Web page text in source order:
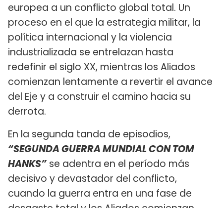
europea a un conflicto global total. Un
proceso en el que la estrategia militar, la
política internacional y la violencia
industrializada se entrelazan hasta
redefinir el siglo XX, mientras los Aliados
comienzan lentamente a revertir el avance
del Eje y a construir el camino hacia su
derrota.
En la segunda tanda de episodios,
“SEGUNDA GUERRA MUNDIAL CON TOM
HANKS” se adentra en el período más
decisivo y devastador del conflicto,
cuando la guerra entra en una fase de